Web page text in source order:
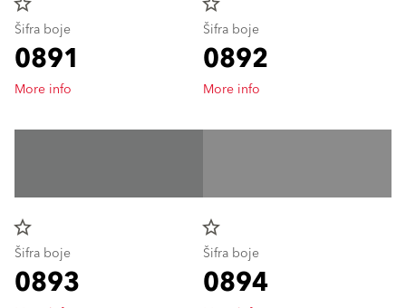
Šifra boje
0891
More info
Šifra boje
0892
More info
star_border
Šifra boje
0893
star_border
Šifra boje
0894